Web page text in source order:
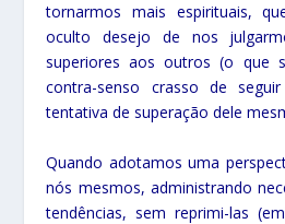
tornarmos mais espirituais,
oculto desejo de nos
superiores aos outros (o que
contra-senso crasso de
tentativa de superação dele
Quando adotamos uma
nós mesmos, administrando
tendências, sem reprimi-las